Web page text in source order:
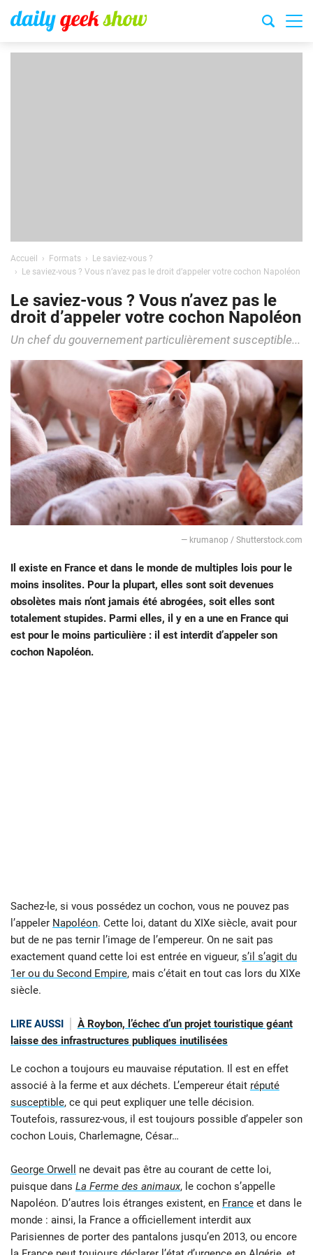
Accueil Formats
Le saviez-vous ?
Le saviez-vous ? Vous n’avez pas le droit d’appeler votre cochon Napoléon
Le saviez-vous ? Vous n’avez pas le
droit d’appeler votre cochon Napoléon
Un chef du gouvernement particulièrement susceptible...
— krumanop / Shutterstock.com
Il existe en France et dans le monde de multiples lois pour le
moins insolites. Pour la plupart, elles sont soit devenues
obsolètes mais n’ont jamais été abrogées, soit elles sont
totalement stupides. Parmi elles, il y en a une en France qui
est pour le moins particulière : il est interdit d’appeler son
cochon Napoléon.
Sachez-le, si vous possédez un cochon, vous ne pouvez pas
l’appeler Napoléon. Cette loi, datant du XIXe siècle, avait pour
but de ne pas ternir l’image de l’empereur. On ne sait pas
exactement quand cette loi est entrée en vigueur, s’il s’agit du
1er ou du Second Empire, mais c’était en tout cas lors du XIXe
siècle.
LIRE AUSSI
À Roybon, l’échec d’un projet touristique géant
laisse des infrastructures publiques inutilisées
Le cochon a toujours eu mauvaise réputation. Il est en effet
associé à la ferme et aux déchets. L’empereur était réputé
susceptible, ce qui peut expliquer une telle décision.
Toutefois, rassurez-vous, il est toujours possible d’appeler son
cochon Louis, Charlemagne, César…
George Orwell
ne devait pas être au courant de cette loi,
puisque dans La Ferme des animaux, le cochon s’appelle
Napoléon. D’autres lois étranges existent, en France et dans le
monde : ainsi, la France a officiellement interdit aux
Parisiennes de porter des pantalons jusqu’en 2013, ou encore